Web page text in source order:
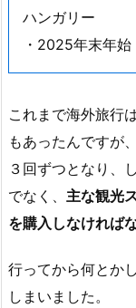
ハンガリー
・2025年末年
これまで海外旅行
もあったんですが
３回ずつとなり、
でなく、 主な観光
を購入しなければ
行ってから何とか
しまいました。